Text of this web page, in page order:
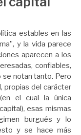
estables en las
y la vida parece
aparecen a los
confiables,
se notan tanto. Pero
propias del carácter
el cual la única
esas mismas
burgués y lo
y se hace más